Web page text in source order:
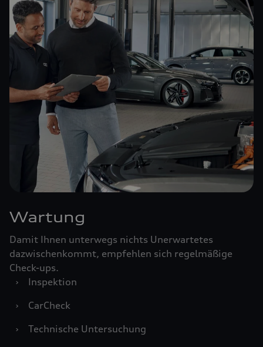
Wartung
Damit Ihnen unterwegs nichts Unerwartetes
dazwischenkommt, empfehlen sich regelmäßige
Check-ups.
›
Inspektion
›
CarCheck
›
Technische Untersuchung